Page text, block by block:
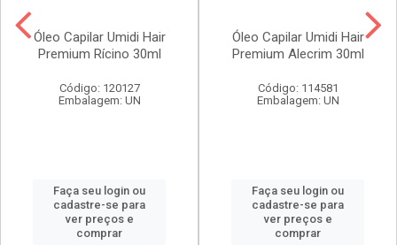
Óleo Capilar Umidi Hair
Premium Rícino 30ml
Código: 120127
Embalagem: UN
Faça seu login ou
cadastre-se para
ver preços e
comprar
Óleo Capilar Umidi Hair
Premium Alecrim 30ml
Código: 114581
Embalagem: UN
Faça seu login ou
cadastre-se para
ver preços e
comprar